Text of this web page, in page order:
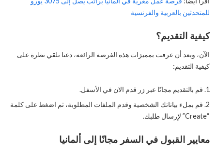
للمتحدثين بالعربية والفرنسية
كيفية التقديم؟
الآن، وبعد أن عرفت بمميزات هذه الفرصة الرائعة، دعنا نلقي نظرة على
كيفية التقديم:
قم بالتقديم مجانًا عبر زر قدم الان في الأسفل.
قم بملء بياناتك الشخصية وقدم الملفات المطلوبة، ثم اضغط على كلمة
“Create” لإرسال طلبك.
معايير القبول في السفر مجانًا إلى ألمانيا